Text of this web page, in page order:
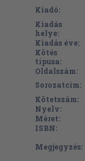
Kiadó:
Kiadás
helye:
Kiadás éve:
Kötés
típusa:
Oldalszám:
Sorozatcím:
Kötetszám:
Nyelv:
Méret:
ISBN:
Megjegyzés: